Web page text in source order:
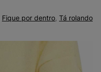
Fique por dentro Tá rolando